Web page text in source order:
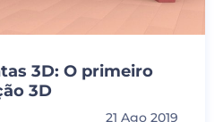
3D: O primeiro
3D
21 Ago 2019